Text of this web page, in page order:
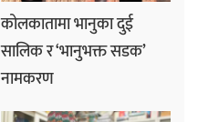
कोलकातामा भानुका दुई
सालिक र ‘भानुभक्त सडक’
नामकरण